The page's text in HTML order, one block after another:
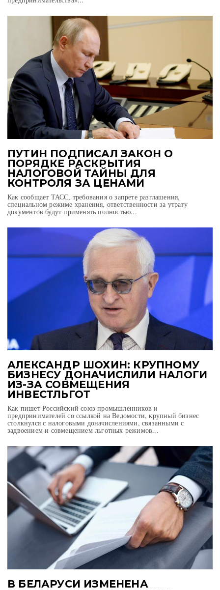
ПУТИН ПОДПИСАЛ ЗАКОН О
ПОРЯДКЕ РАСКРЫТИЯ
НАЛОГОВОЙ ТАЙНЫ ДЛЯ
КОНТРОЛЯ ЗА ЦЕНАМИ
Как сообщает ТАСС, требования о запрете разглашения,
специальном режиме хранения, ответственности за утрату
документов будут применять полностью...
АЛЕКСАНДР ШОХИН: КРУПНОМУ
БИЗНЕСУ ДОНАЧИСЛИЛИ НАЛОГИ
ИЗ-ЗА СОВМЕЩЕНИЯ
ИНВЕСТЛЬГОТ
Как пишет Российский союз промышленников и
предпринимателей со ссылкой на Ведомости, крупный бизнес
столкнулся с налоговыми доначислениями, связанными с
задвоением и совмещением льготных режимов...
В БЕЛАРУСИ ИЗМЕНЕНА